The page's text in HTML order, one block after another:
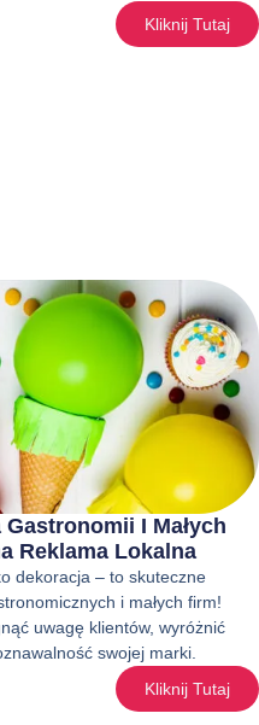
Kliknij Tutaj
I Małych
Reklama Lokalna
dekoracja – to skuteczne
i małych firm!
uwagę klientów, wyróżnić
swojej marki.
Kliknij Tutaj